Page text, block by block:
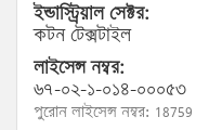
ইন্ডাস্ট্রিয়াল সেক্টর:
কটন টেক্সটাইল
লাইসেন্স নম্বর:
৬৭-০২-১-০১৪-০০০৫৩
পুরোন লাইসেন্স নম্বর: 18759